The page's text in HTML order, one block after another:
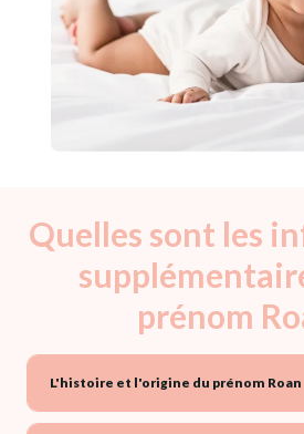
Quelles sont les
prénom
L'histoire et l'origine du prénom Roan